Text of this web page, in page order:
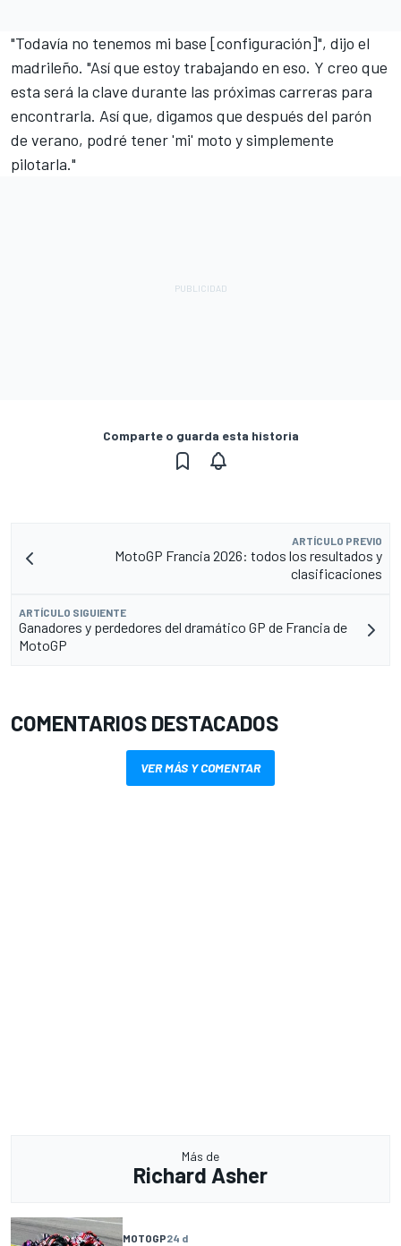
"Todavía no tenemos mi base [configuración]", dijo el
madrileño. "Así que estoy trabajando en eso. Y creo que
esta será la clave durante las próximas carreras para
encontrarla. Así que, digamos que después del parón
de verano, podré tener 'mi' moto y simplemente
pilotarla."
Comparte o guarda esta historia
ARTÍCULO PREVIO
MotoGP Francia 2026: todos los resultados y
clasificaciones
ARTÍCULO SIGUIENTE
Ganadores y perdedores del dramático GP de Francia de
MotoGP
COMENTARIOS DESTACADOS
VER MÁS Y COMENTAR
Más de
Richard Asher
MOTOGP24 d